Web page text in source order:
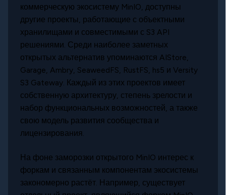
коммерческую экосистему MinIO, доступны
другие проекты, работающие с объектными
хранилищами и совместимыми с S3 API
решениями. Среди наиболее заметных
открытых альтернатив упоминаются AIStore,
Garage, Ambry, SeaweedFS, RustFS, hs5 и Versity
S3 Gateway. Каждый из этих проектов имеет
собственную архитектуру, степень зрелости и
набор функциональных возможностей, а также
свою модель развития сообщества и
лицензирования.
На фоне заморозки открытого MinIO интерес к
форкам и связанным компонентам экосистемы
закономерно растёт. Например, существует